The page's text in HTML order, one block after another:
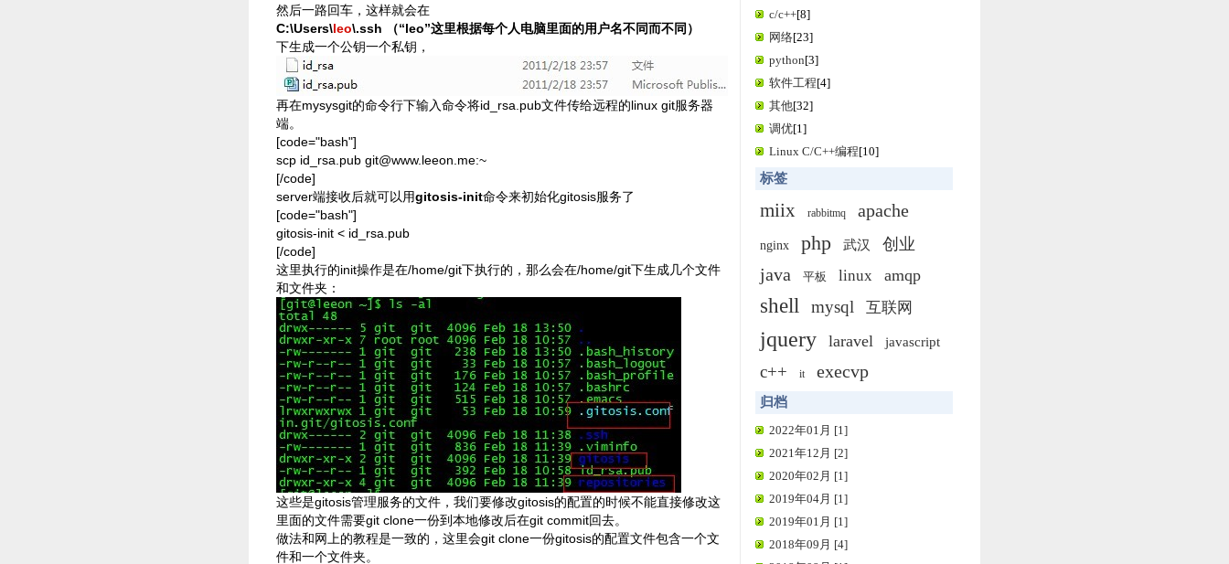
然后一路回车，这样就会在
C:\Users\leo\.ssh （“leo”这里根据每个人电脑里面的用户名不同而不同）
下生成一个公钥一个私钥，
再在mysysgit的命令行下输入命令将id_rsa.pub文件传给远程的linux git服务器
端。
[code="bash"]
scp id_rsa.pub git@www.leeon.me:~
[/code]
server端接收后就可以用gitosis-init命令来初始化gitosis服务了
[code="bash"]
gitosis-init < id_rsa.pub
[/code]
这里执行的init操作是在/home/git下执行的，那么会在/home/git下生成几个文件
和文件夹：
这些是gitosis管理服务的文件，我们要修改gitosis的配置的时候不能直接修改这
里面的文件需要git clone一份到本地修改后在git commit回去。
做法和网上的教程是一致的，这里会git clone一份gitosis的配置文件包含一个文
件和一个文件夹。
c/c++[8]
网络[23]
python[3]
软件工程[4]
其他[32]
调优[1]
Linux C/C++编程[10]
标签
miix rabbitmq apache
nginx php 武汉 创业
java 平板 linux amqp
shell mysql 互联网
jquery laravel javascript
c++ it execvp
归档
2022年01月 [1]
2021年12月 [2]
2020年02月 [1]
2019年04月 [1]
2019年01月 [1]
2018年09月 [4]